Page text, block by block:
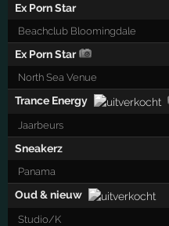
Ex Porn Star
Beachclub Bloomingdale
Ex Porn Star
North Sea Venue
Trance Energy
Jaarbeurs
Sneakerz
Panama
Oud & nieuw
Studio/K